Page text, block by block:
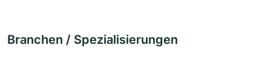
Branchen / Spezialisierungen